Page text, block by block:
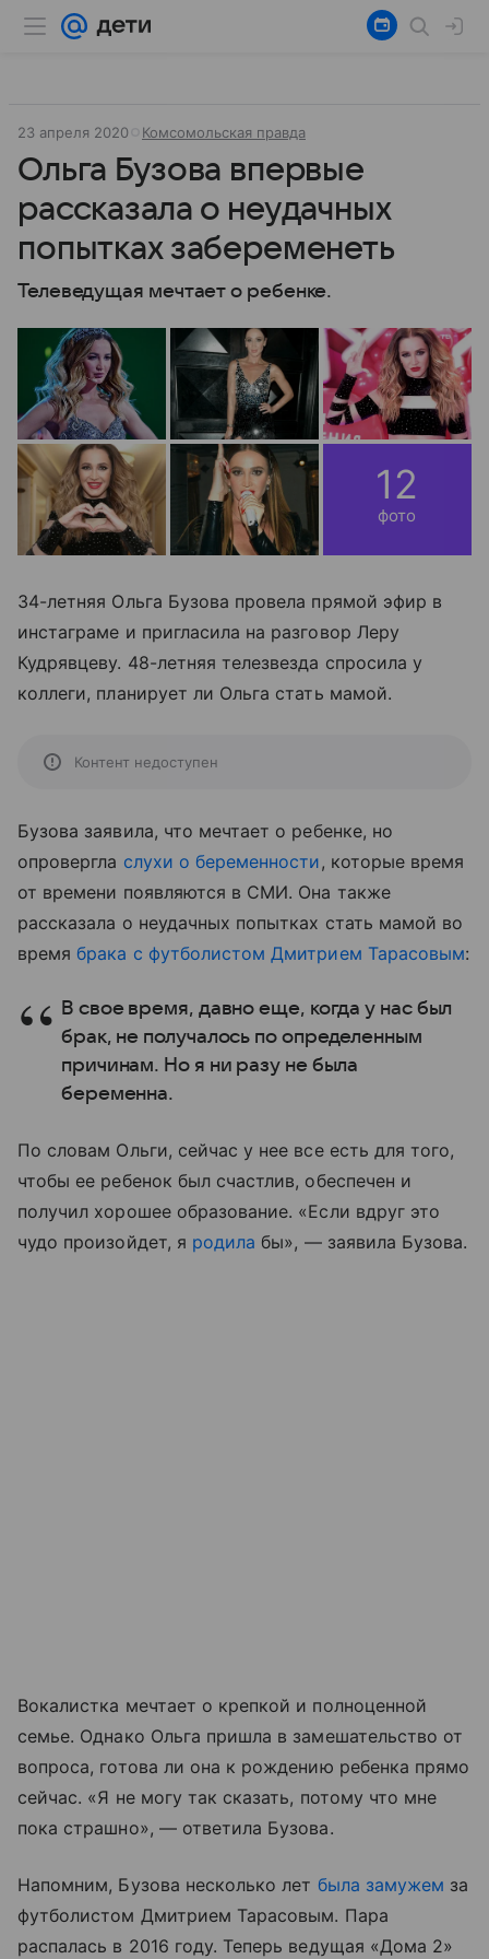
23 апреля 2020 Комсомольская правда
Ольга Бузова впервые
рассказала о неудачных
попытках забеременеть
Телеведущая мечтает о ребенке.
12
фото
34-летняя Ольга Бузова провела прямой эфир в
инстаграме и пригласила на разговор Леру
Кудрявцеву. 48-летняя телезвезда спросила у
коллеги, планирует ли Ольга стать мамой.
Контент недоступен
Бузова заявила, что мечтает о ребенке, но
опровергла слухи о беременности , которые время
от времени появляются в СМИ. Она также
рассказала о неудачных попытках стать мамой во
времябрака с футболистом Дмитрием Тарасовым:
В свое время, давно еще, когда у нас был
брак, не получалось по определенным
причинам. Но я ни разу не была
беременна.
По словам Ольги, сейчас у нее все есть для того,
чтобы ее ребенок был счастлив, обеспечен и
получил хорошее образование. «Если вдруг это
чудо произойдет, я родила бы», — заявила Бузова.
Вокалистка мечтает о крепкой и полноценной
семье. Однако Ольга пришла в замешательство от
вопроса, готова ли она к рождению ребенка прямо
сейчас. «Я не могу так сказать, потому что мне
пока страшно», — ответила Бузова.
Напомним, Бузова несколько лет была замужем за
футболистом Дмитрием Тарасовым. Пара
распалась в 2016 году. Теперь ведущая «Дома 2»